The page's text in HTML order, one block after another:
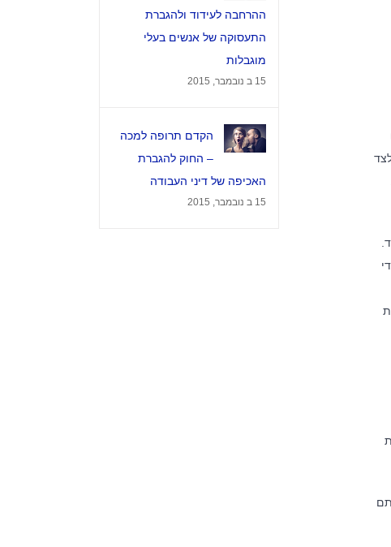
ההרחבה לעידוד ולהגברת
התעסוקה של אנשים בעלי
מוגבלות
15 ב נובמבר, 2015
הקדם תרופה למכה
– החוק להגברת
האכיפה של דיני העבודה
15 ב נובמבר, 2015
לפנסיה